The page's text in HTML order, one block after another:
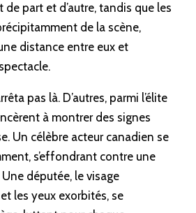
part et d’autre, tandis que les
de la scène,
distance entre eux et
pas là. D’autres, parmi l’élite
à montrer des signes
Un célèbre acteur canadien se
s’effondrant contre une
députée, le visage
les yeux exorbités, se